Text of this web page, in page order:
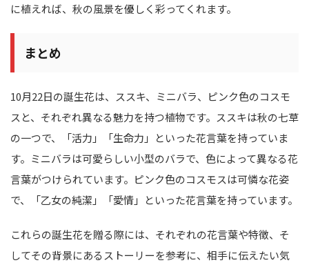
に植えれば、秋の風景を優しく彩ってくれます。
まとめ
10月22日の誕生花は、ススキ、ミニバラ、ピンク色のコスモ
スと、それぞれ異なる魅力を持つ植物です。ススキは秋の七草
の一つで、「活力」「生命力」といった花言葉を持っていま
す。ミニバラは可愛らしい小型のバラで、色によって異なる花
言葉がつけられています。ピンク色のコスモスは可憐な花姿
で、「乙女の純潔」「愛情」といった花言葉を持っています。
これらの誕生花を贈る際には、それぞれの花言葉や特徴、そ
してその背景にあるストーリーを参考に、相手に伝えたい気